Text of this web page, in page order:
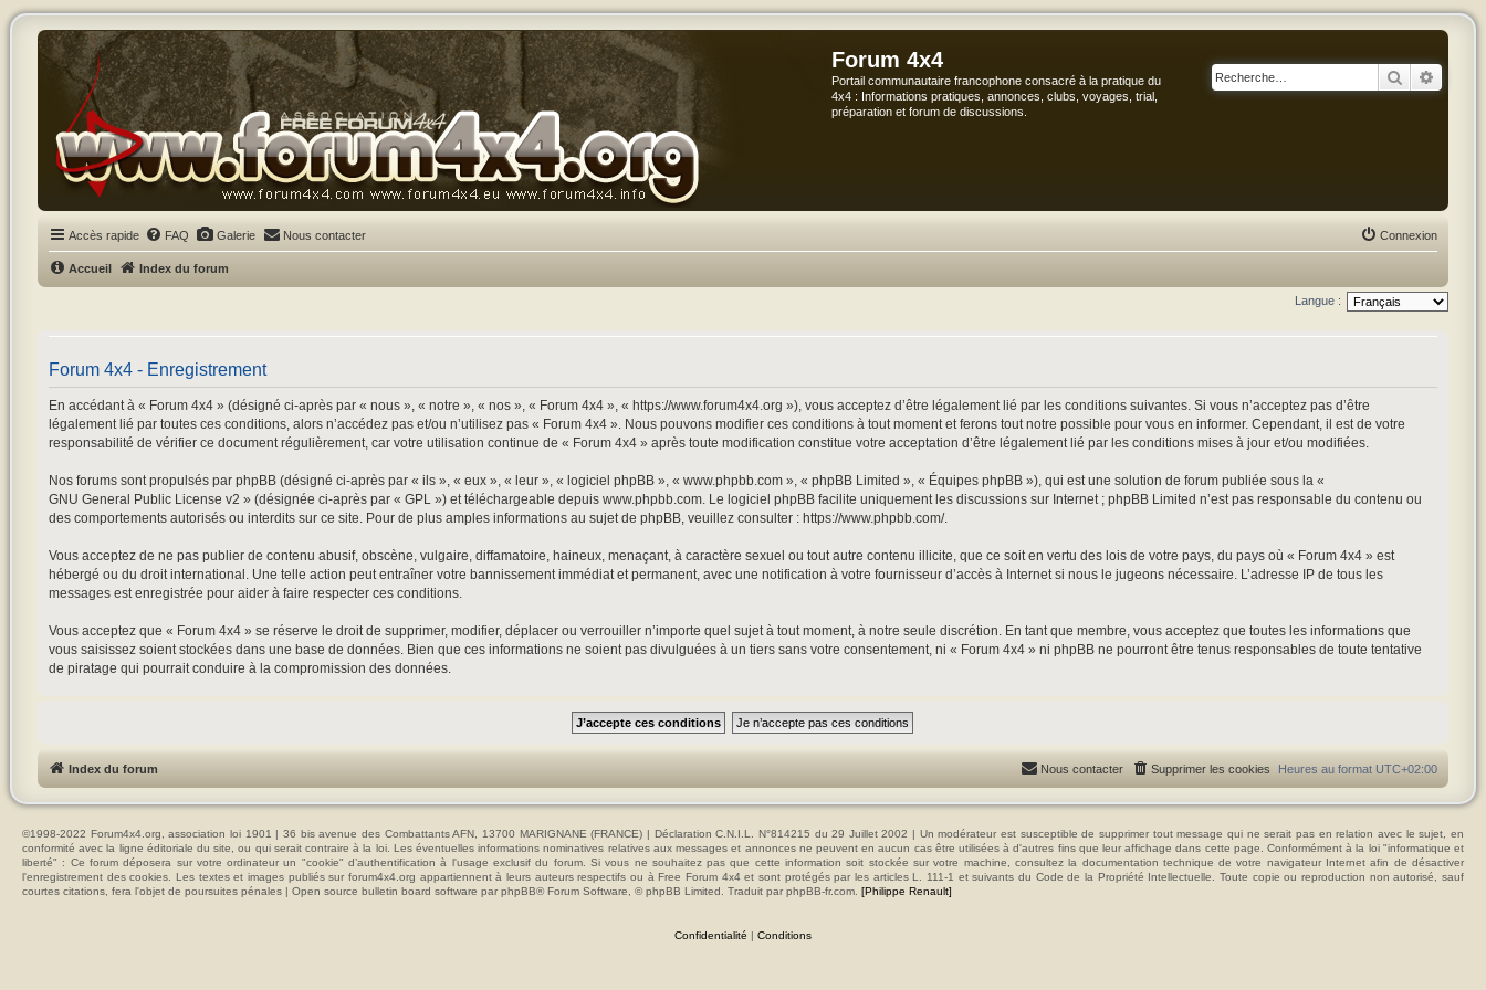
Forum 4x4
Portail communautaire francophone consacré à la pratique du
4x4 : Informations pratiques, annonces, clubs, voyages, trial,
préparation et forum de discussions.
Rechercher
Accès rapide FAQ Galerie Nous contacter Connexion
Accueil Index du forum
Langue :
Forum 4x4 - Enregistrement
En accédant à « Forum 4x4 » (désigné ci-après par « nous », « notre », « nos », « Forum 4x4 », « https://www.forum4x4.org »), vous acceptez d’être légalement lié par les conditions suivantes. Si vous n’acceptez pas d’être
légalement lié par toutes ces conditions, alors n’accédez pas et/ou n’utilisez pas « Forum 4x4 ». Nous pouvons modifier ces conditions à tout moment et ferons tout notre possible pour vous en informer. Cependant, il est de votre
responsabilité de vérifier ce document régulièrement, car votre utilisation continue de « Forum 4x4 » après toute modification constitue votre acceptation d’être légalement lié par les conditions mises à jour et/ou modifiées.
Nos forums sont propulsés par phpBB (désigné ci-après par « ils », « eux », « leur », « logiciel phpBB », « www.phpbb.com », « phpBB Limited », « Équipes phpBB »), qui est une solution de forum publiée sous la «
GNU General Public License v2 » (désignée ci-après par « GPL ») et téléchargeable depuis www.phpbb.com. Le logiciel phpBB facilite uniquement les discussions sur Internet ; phpBB Limited n’est pas responsable du contenu ou
des comportements autorisés ou interdits sur ce site. Pour de plus amples informations au sujet de phpBB, veuillez consulter : https://www.phpbb.com/.
Vous acceptez de ne pas publier de contenu abusif, obscène, vulgaire, diffamatoire, haineux, menaçant, à caractère sexuel ou tout autre contenu illicite, que ce soit en vertu des lois de votre pays, du pays où « Forum 4x4 » est
hébergé ou du droit international. Une telle action peut entraîner votre bannissement immédiat et permanent, avec une notification à votre fournisseur d’accès à Internet si nous le jugeons nécessaire. L’adresse IP de tous les
messages est enregistrée pour aider à faire respecter ces conditions.
Vous acceptez que « Forum 4x4 » se réserve le droit de supprimer, modifier, déplacer ou verrouiller n’importe quel sujet à tout moment, à notre seule discrétion. En tant que membre, vous acceptez que toutes les informations que
vous saisissez soient stockées dans une base de données. Bien que ces informations ne soient pas divulguées à un tiers sans votre consentement, ni « Forum 4x4 » ni phpBB ne pourront être tenus responsables de toute tentative
de piratage qui pourrait conduire à la compromission des données.
Index du forum Heures au formatUTC+02:00
Supprimer les cookies
Nous contacter
©1998-2022 Forum4x4.org, association loi 1901 | 36 bis avenue des Combattants AFN, 13700 MARIGNANE (FRANCE) | Déclaration C.N.I.L. N°814215 du 29 Juillet 2002 | Un modérateur est susceptible de supprimer tout message qui ne serait pas en relation avec le sujet, en
conformité avec la ligne éditoriale du site, ou qui serait contraire à la loi. Les éventuelles informations nominatives relatives aux messages et annonces ne peuvent en aucun cas être utilisées à d'autres fins que leur affichage dans cette page. Conformément à la loi "informatique et
liberté" : Ce forum déposera sur votre ordinateur un "cookie" d’authentification à l'usage exclusif du forum. Si vous ne souhaitez pas que cette information soit stockée sur votre machine, consultez la documentation technique de votre navigateur Internet afin de désactiver
l'enregistrement des cookies. Les textes et images publiés sur forum4x4.org appartiennent à leurs auteurs respectifs ou à Free Forum 4x4 et sont protégés par les articles L. 111-1 et suivants du Code de la Propriété Intellectuelle. Toute copie ou reproduction non autorisé, sauf
courtes citations, fera l'objet de poursuites pénales | Open source bulletin board software par phpBB® Forum Software, © phpBB Limited. Traduit par phpBB-fr.com. [Philippe Renault]
Confidentialité | Conditions